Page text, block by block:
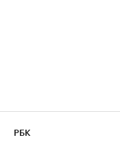
РБК